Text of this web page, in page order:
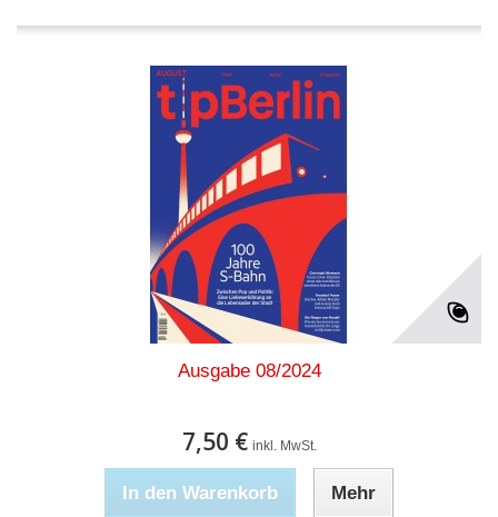
Ausgabe 08/2024
7,50 € inkl. MwSt.
In den Warenkorb Mehr